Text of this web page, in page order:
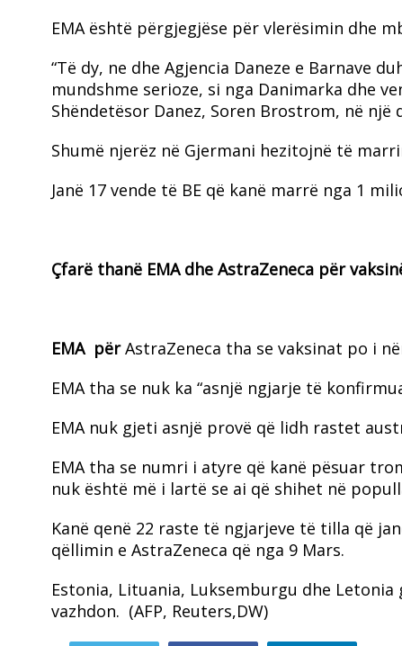
EMA është përgjegjëse për vlerësimin dhe
“Të dy, ne dhe Agjencia Daneze e Barnave
mundshme serioze, si nga Danimarka dhe
Shëndetësor Danez, Soren Brostrom, në një
Shumë njerëz në Gjermani hezitojnë të
Janë 17 vende të BE që kanë marrë nga 1
Çfarë thanë EMA dhe AstraZeneca për
EMA përAstraZeneca tha se vaksinat po i
EMA tha se nuk ka “asnjë ngjarje të
EMA nuk gjeti asnjë provë që lidh rastet
EMA tha se numri i atyre që kanë pësuar
nuk është më i lartë se ai që shihet në
Kanë qenë 22 raste të ngjarjeve të tilla që
qëllimin e AstraZeneca që nga 9 Mars.
Estonia, Lituania, Luksemburgu dhe
vazhdon. (AFP, Reuters,DW)